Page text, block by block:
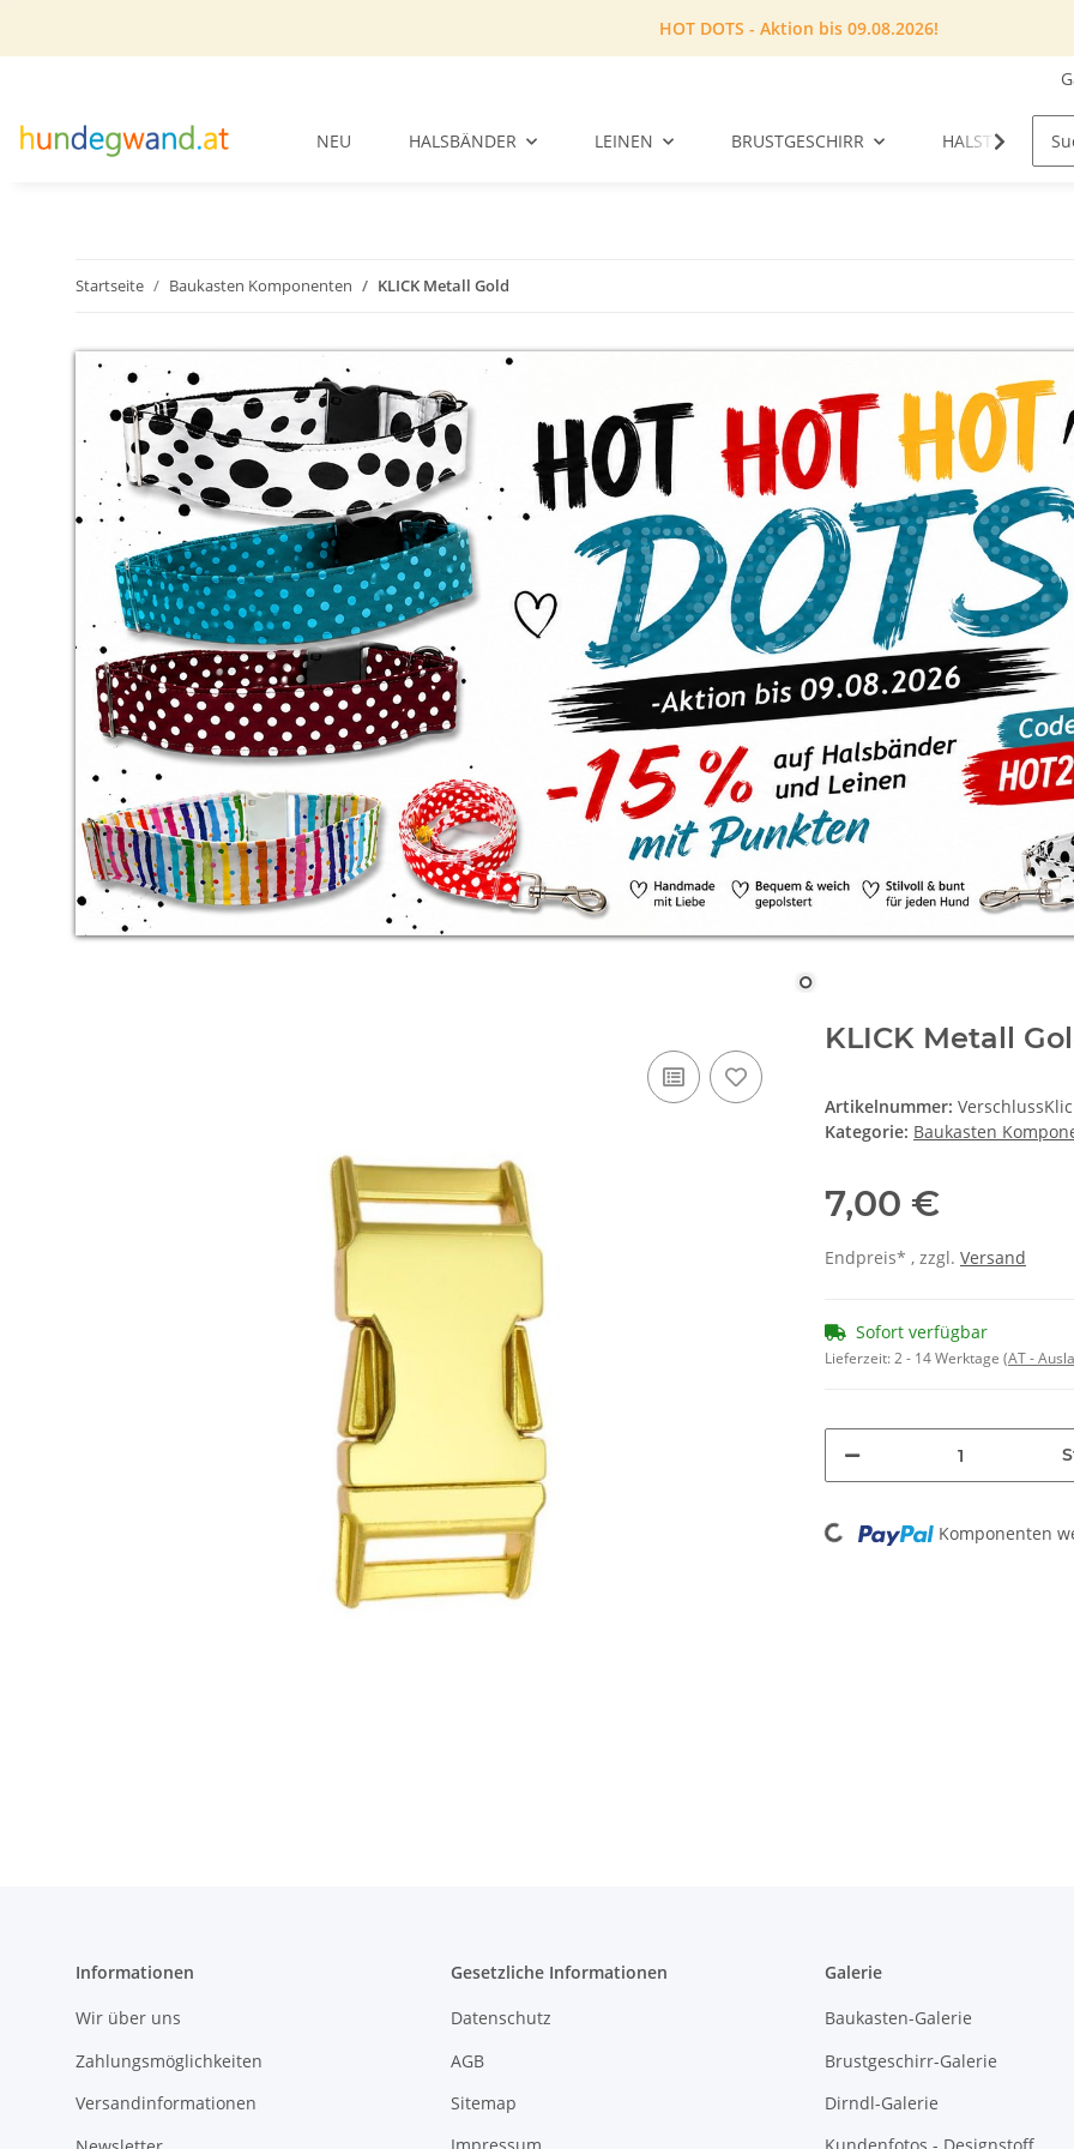
HOT DOTS - Aktion bis 09.08.2026!
NEU HALSBÄNDER LEINEN BRUSTGESCHIRR HALSTUCH
Startseite Baukasten Komponenten KLICK Metall Gold
KLICK Metall
Artikelnummer:
Kategorie: Baukasten
7,00 €
Endpreis* , zzgl. Versand
Sofort verfügbar
Lieferzeit:2 - 14 Werktage (AT -
Loading... Komponenten
Informationen
Wir über uns
Zahlungsmöglichkeiten
Versandinformationen
Gesetzliche Informationen
Datenschutz
AGB
Sitemap
Galerie
Baukasten-Galerie
Brustgeschirr-Galerie
Dirndl-Galerie